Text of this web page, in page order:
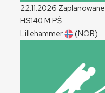
22.11.2026 Zaplanowane
HS140 M PŚ
Lillehammer
(NOR)